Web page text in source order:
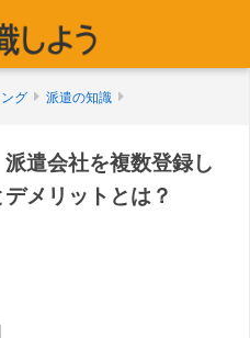
グ 派遣の知識
派遣会社を複数登録し
メリットとは？